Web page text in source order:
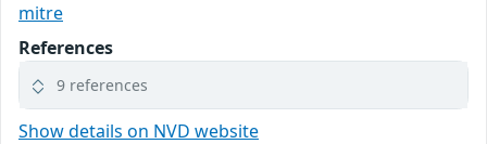
mitre
References
9 references
Show details on NVD website